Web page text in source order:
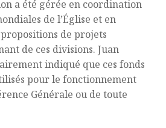
a été gérée en coordination
de l’Église et en
de projets
de ces divisions. Juan
indiqué que ces fonds
pour le fonctionnement
Générale ou de toute